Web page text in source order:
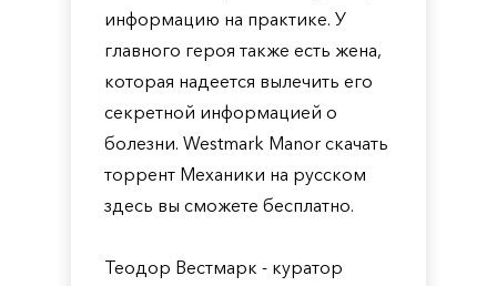
информацию на практике. У
главного героя также есть жена,
которая надеется вылечить его
секретной информацией о
болезни. Westmark Manor скачать
торрент Механики на русском
здесь вы сможете бесплатно.
Теодор Вестмарк - куратор